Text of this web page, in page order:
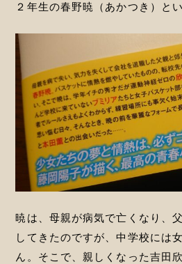
２年生の春野暁（あかつき）と
暁は、母親が病気で亡くなり、
してきたのですが、中学校には
ん。そこで、親しくなった吉田